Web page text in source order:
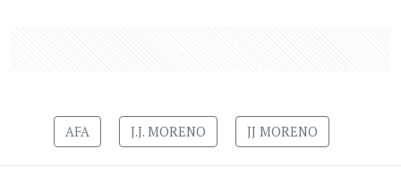
AFA J.J. MORENO JJ MORENO